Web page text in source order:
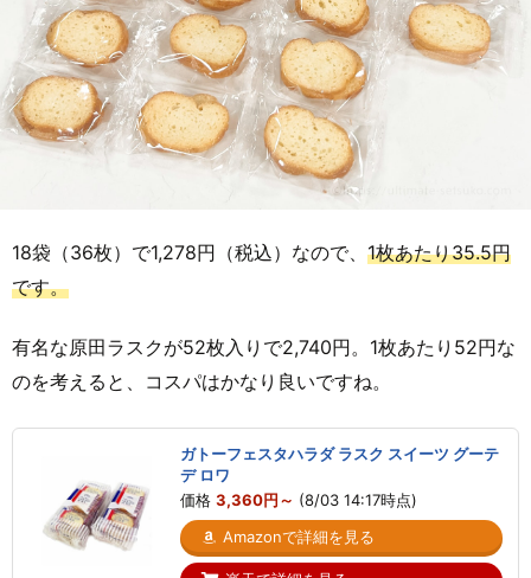
18袋（36枚）で1,278円（税込）なので、 1枚あたり35.5円
です。
有名な原田ラスクが52枚入りで2,740円。1枚あたり52円な
のを考えると、コスパはかなり良いですね。
ガトーフェスタハラダ ラスク スイーツ グーテ
デ ロワ
価格 3,360円～ (8/03 14:17時点)
Amazonで詳細を見る